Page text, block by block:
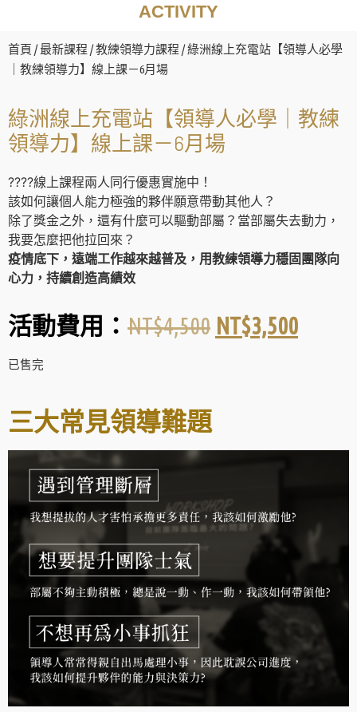
ACTIVITY
首頁 /最新課程 /教練領導力課程 / 綠洲線上充電站【領導人必學
｜教練領導力】線上課－6月場
綠洲線上充電站【領導人必學｜教練
領導力】線上課－6月場
????線上課程兩人同行優惠實施中！
該如何讓個人能力極強的夥伴願意帶動其他人？
除了獎金之外，還有什麼可以驅動部屬？當部屬失去動力，
我要怎麼把他拉回來？
疫情底下，遠端工作越來越普及，用教練領導力穩固團隊向
心力，持續創造高績效
活動費用： NT$4,500 NT$3,500
已售完
三大常見領導難題